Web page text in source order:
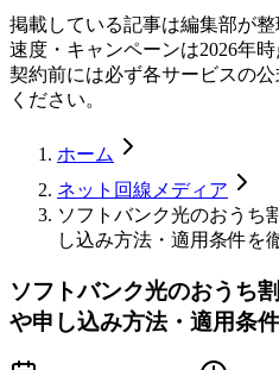
掲載している記事は編集部が
速度・キャンペーンは2026年
契約前には必ず各サービスの
ください。
ホーム
ネット回線メディア
ソフトバンク光のおうち
し込み方法・適用条件を
ソフトバンク光のおうち
や申し込み方法・適用条